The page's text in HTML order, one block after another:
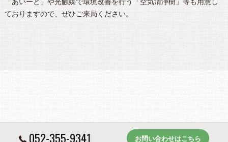
ておりますので、ぜひご来局ください。
052-355-9341 お問い合わせはこちら